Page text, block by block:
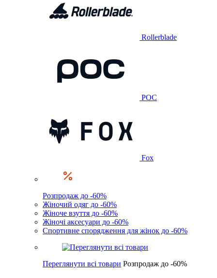
Rollerblade
POC
Fox
Розпродаж до -60%
Жіночий одяг до -60%
Жіноче взуття до -60%
Жіночі аксесуари до -60%
Спортивне спорядження для жінок до -60%
Переглянути всі товари Розпродаж до -60%